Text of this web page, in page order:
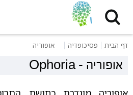
דף הבית פסיכופדיה אופוריה
Ophoria- אופוריה